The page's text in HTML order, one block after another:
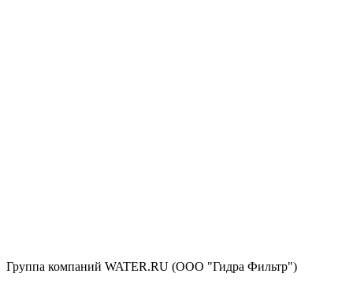
Группа компаний WATER.RU (ООО "Гидра Фильтр")